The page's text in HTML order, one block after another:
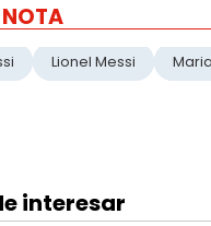
NOTA
Lionel Messi